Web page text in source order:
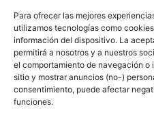
Para ofrecer las mejores
utilizamos tecnologías como
información del dispositivo. La
permitirá a nosotros y a nuestros
el comportamiento de navegación
sitio y mostrar anuncios (no-)
consentimiento, puede afectar
funciones.